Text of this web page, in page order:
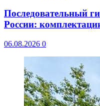
Последовательный
России:
06.08.2026 0